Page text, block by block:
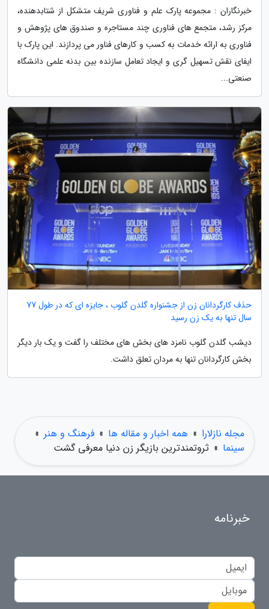
خبرنگاران : مجموعه پارک علم و فناوری شریف متشکل از شتابدهنده،
مرکز رشد، متجمع های فناوری چند مستاجره و صندوق های پژوهش و
فناوری به ارائه خدمات به کسب و کارهای فناور می پردازند. این پارک با
ایفای نقش تسهیل گری و ایجاد تعامل سازنده بین بدنه علمی دانشگاه
صنعتی...
حذف کارگردانان زن از جشنواره گلدن گلوب ، جایزه ای که در طول 77
سال تنها به یک زن رسید
دیشب گلدن گلوب نامزد های بخش های مختلف را گفت و یک بار دیگر
بخش کارگردانان تنها به مردان تعلق داشت.
مجله نازلارا » همه اخبار و مقاله ها » فرهنگ و هنر »
سینما » ثروتمندترین بازیگر زن دنیا معرفی گشت
خبرنامه